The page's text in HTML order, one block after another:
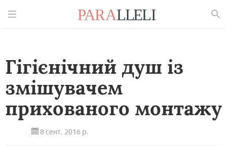
Гігієнічний душ із
змішувачем
прихованого монтажу
8 сент. 2016 р.